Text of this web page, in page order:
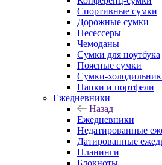
Спортивные сумки
Дорожные сумки
Несессеры
Чемоданы
Сумки для ноутбука
Поясные сумки
Сумки-
Папки и портфели
Ежедневники
Назад
Ежедневники
Недатированные
Датированные
Планинги
Блокноты